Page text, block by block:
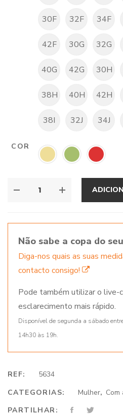
30F 32F 34F
42F 30G 32G
40G 42G 30H
38H 40H 42H
38I 32J 34J
COR
Não sabe a copa do
Diga-nos quais as suas
contacto consigo!
Pode também utilizar o live-
esclarecimento mais rápido.
Disponível de segunda a sábado
14h30 às 19h.
REF:
5634
CATEGORIAS:
Mulher, Com
PARTILHAR: